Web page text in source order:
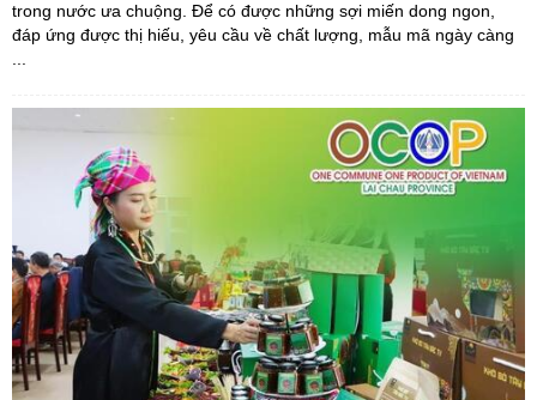
trong nước ưa chuộng. Để có được những sợi miến dong ngon,
đáp ứng được thị hiếu, yêu cầu về chất lượng, mẫu mã ngày càng